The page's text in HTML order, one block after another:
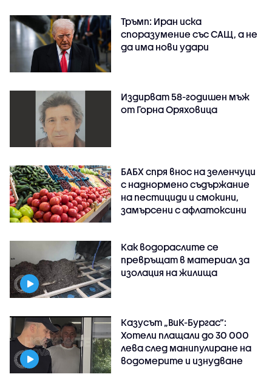
Тръмп: Иран иска
споразумение със САЩ, а не
да има нови удари
Издирват 58-годишен мъж
от Горна Оряховица
БАБХ спря внос на зеленчуци
с наднормено съдържание
на пестициди и смокини,
замърсени с афлатоксини
Как водораслите се
превръщат в материал за
изолация на жилища
Казусът „ВиК-Бургас“:
Хотели плащали до 30 000
лева след манипулиране на
водомерите и изнудване